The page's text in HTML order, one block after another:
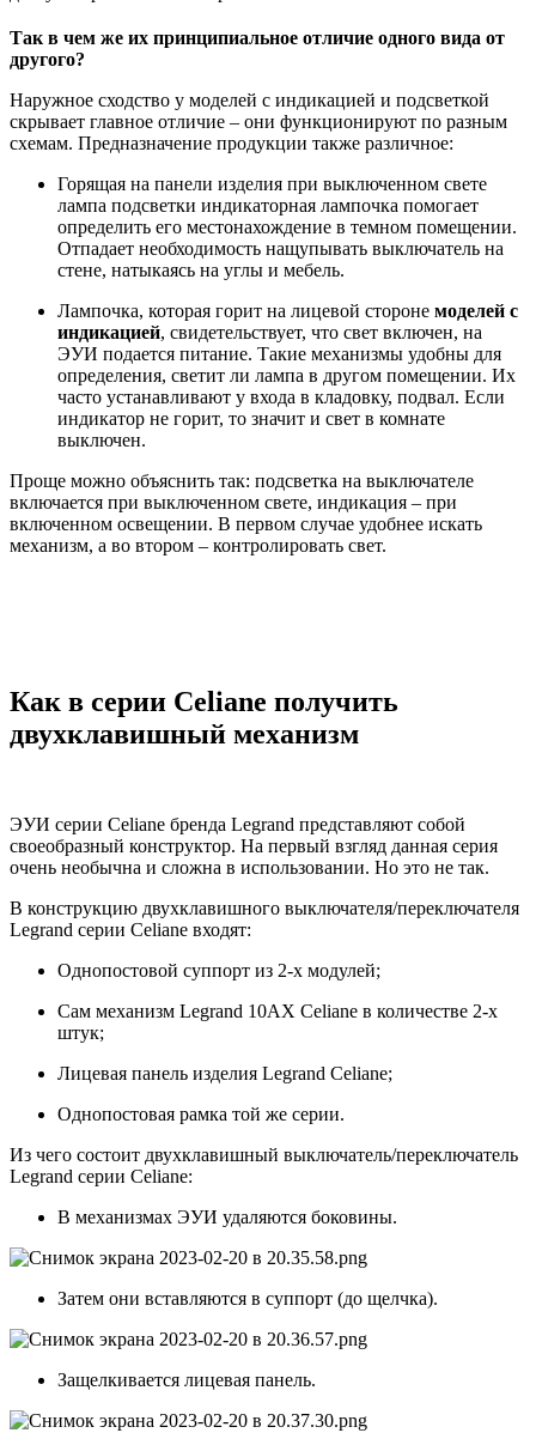
Так в чем же их принципиальное отличие одного вида от
другого?
Наружное сходство у моделей с индикацией и подсветкой
скрывает главное отличие – они функционируют по разным
схемам. Предназначение продукции также различное:
Горящая на панели изделия при выключенном свете
лампа подсветки индикаторная лампочка помогает
определить его местонахождение в темном помещении.
Отпадает необходимость нащупывать выключатель на
стене, натыкаясь на углы и мебель.
Лампочка, которая горит на лицевой стороне моделей с
индикацией, свидетельствует, что свет включен, на
ЭУИ подается питание. Такие механизмы удобны для
определения, светит ли лампа в другом помещении. Их
часто устанавливают у входа в кладовку, подвал. Если
индикатор не горит, то значит и свет в комнате
выключен.
Проще можно объяснить так: подсветка на выключателе
включается при выключенном свете, индикация – при
включенном освещении. В первом случае удобнее искать
механизм, а во втором – контролировать свет.
Как в серии Celiane получить
двухклавишный механизм
ЭУИ серии Celiane бренда Legrand представляют собой
своеобразный конструктор. На первый взгляд данная серия
очень необычна и сложна в использовании. Но это не так.
В конструкцию двухклавишного выключателя/переключателя
Legrand cерии Celiane входят:
Однопостовой суппорт из 2-х модулей;
Сам механизм Legrand 10AX Celiane в количестве 2-х
штук;
Лицевая панель изделия Legrand Celiane;
Однопостовая рамка той же серии.
Из чего состоит двухклавишный выключатель/переключатель
Legrand cерии Celiane:
В механизмах ЭУИ удаляются боковины.
Затем они вставляются в суппорт (до щелчка).
Защелкивается лицевая панель.